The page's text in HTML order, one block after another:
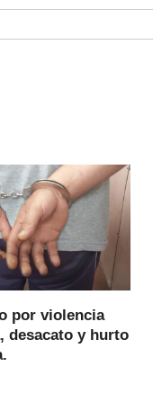
por violencia
desacato y hurto